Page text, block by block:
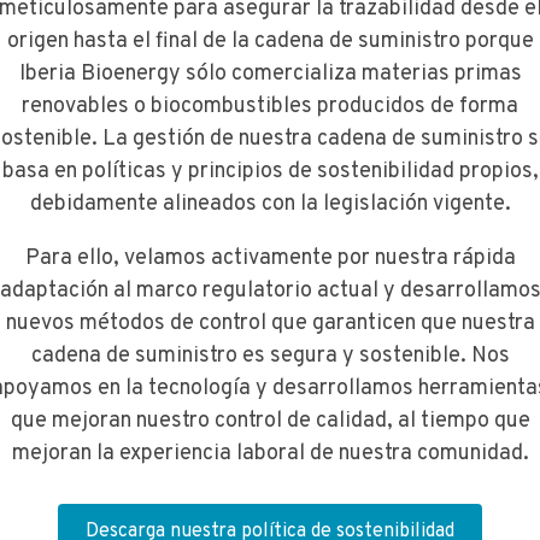
para asegurar la trazabilidad desde el
origen hasta el final de la cadena de suministro porque
Iberia Bioenergy sólo comercializa materias primas
renovables o biocombustibles producidos de forma
La gestión de nuestra cadena de suministro
basa en políticas y principios de sostenibilidad propios,
debidamente alineados con la legislación vigente.
Para ello, velamos activamente por nuestra rápida
adaptación al marco regulatorio actual y desarrollamos
nuevos métodos de control que garanticen que nuestra
cadena de suministro es segura y sostenible. Nos
en la tecnología y desarrollamos
que mejoran nuestro control de calidad, al tiempo que
mejoran la experiencia laboral de nuestra comunidad.
Descarga nuestra política de sostenibilidad